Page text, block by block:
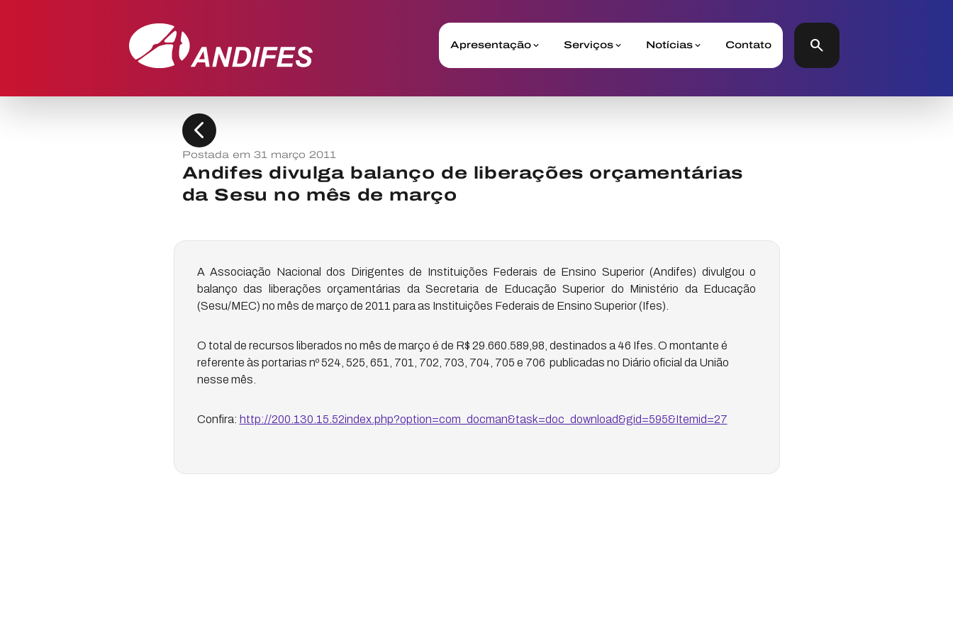
Apresentação Serviços Notícias Contato search
chevron_left
Postada em 31 março 2011
Andifes divulga balanço de liberações orçamentárias
da Sesu no mês de março
A Associação Nacional dos Dirigentes de Instituições Federais de Ensino Superior (Andifes) divulgou o
balanço das liberações orçamentárias da Secretaria de Educação Superior do Ministério da Educação
(Sesu/MEC) no mês de março de 2011 para as Instituições Federais de Ensino Superior (Ifes).
O total de recursos liberados no mês de março é de R$ 29.660.589,98, destinados a 46 Ifes. O montante é
referente às portarias nº 524, 525, 651, 701, 702, 703, 704, 705 e 706 publicadas no Diário oficial da União
nesse mês.
Confira: http://200.130.15.52index.php?option=com_docman&task=doc_download&gid=595&Itemid=27